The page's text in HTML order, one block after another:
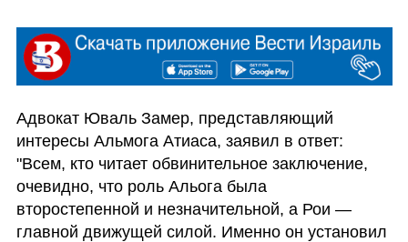
Адвокат Юваль Замер, представляющий
интересы Альмога Атиаса, заявил в ответ:
"Всем, кто читает обвинительное заключение,
очевидно, что роль Альога была
второстепенной и незначительной, а Рои —
главной движущей силой. Именно он установил